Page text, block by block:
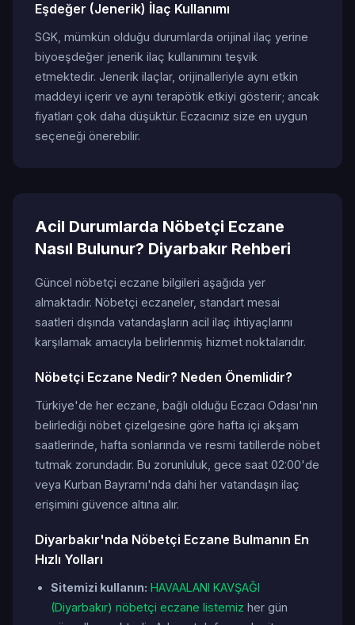
Eşdeğer (Jenerik) İlaç Kullanımı
SGK, mümkün olduğu durumlarda orijinal ilaç yerine
biyoeşdeğer jenerik ilaç kullanımını teşvik
etmektedir. Jenerik ilaçlar, orijinalleriyle aynı etkin
maddeyi içerir ve aynı terapötik etkiyi gösterir; ancak
fiyatları çok daha düşüktür. Eczacınız size en uygun
seçeneği önerebilir.
Acil Durumlarda Nöbetçi Eczane
Nasıl Bulunur? Diyarbakır Rehberi
Güncel nöbetçi eczane bilgileri aşağıda yer
almaktadır. Nöbetçi eczaneler, standart mesai
saatleri dışında vatandaşların acil ilaç ihtiyaçlarını
karşılamak amacıyla belirlenmiş hizmet noktalarıdır.
Nöbetçi Eczane Nedir? Neden Önemlidir?
Türkiye'de her eczane, bağlı olduğu Eczacı Odası'nın
belirlediği nöbet çizelgesine göre hafta içi akşam
saatlerinde, hafta sonlarında ve resmi tatillerde nöbet
tutmak zorundadır. Bu zorunluluk, gece saat 02:00'de
veya Kurban Bayramı'nda dahi her vatandaşın ilaç
erişimini güvence altına alır.
Diyarbakır'nda Nöbetçi Eczane Bulmanın En
Hızlı Yolları
Sitemizi kullanın: HAVAALANI KAVŞAĞI
(Diyarbakır) nöbetçi eczane listemiz her gün